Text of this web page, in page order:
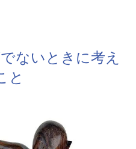
ないときに考え
と